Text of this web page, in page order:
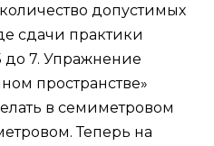
допустимых
сдачи практики
до 7. Упражнение
пространстве»
в семиметровом
Теперь на